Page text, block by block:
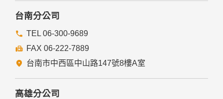
台南分公司
TEL 06-300-9689
FAX 06-222-7889
台南市中西區中山路147號8樓A室
高雄分公司